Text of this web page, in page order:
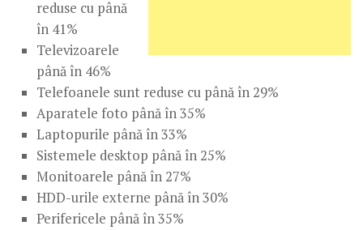
reduse cu până
în 41%
Televizoarele
până în 46%
Telefoanele sunt reduse cu până în 29%
Aparatele foto până în 35%
Laptopurile până în 33%
Sistemele desktop până în 25%
Monitoarele până în 27%
HDD-urile externe până în 30%
Perifericele până în 35%